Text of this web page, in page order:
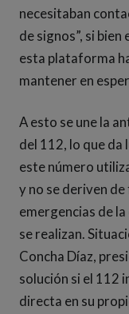
necesitaban
de signos”, si
esta plataforma
mantener en
A esto se une la
del 112, lo que da
este número
y no se deriven
emergencias de
se realizan.
Concha Díaz,
solución si el 112
directa en su